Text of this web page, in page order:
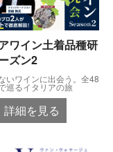
ワイン土着品種研
ズン2
いワインに出会う。全48
巡るイタリアの旅
詳細を見る